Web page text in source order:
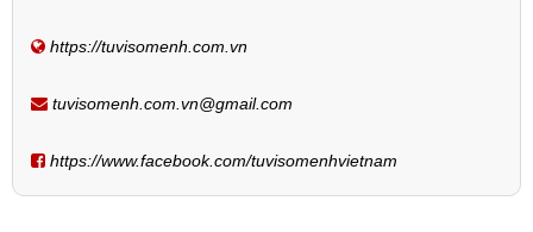
https://tuvisomenh.com.vn
tuvisomenh.com.vn@gmail.com
https://www.facebook.com/tuvisomenhvietnam